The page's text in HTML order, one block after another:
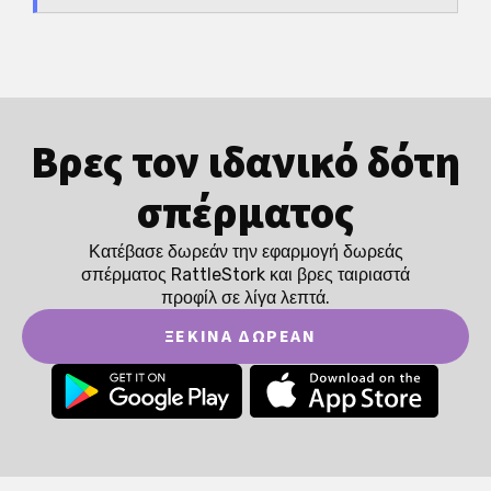
Βρες τον ιδανικό δότη
σπέρματος
Κατέβασε δωρεάν την εφαρμογή δωρεάς
σπέρματος RattleStork και βρες ταιριαστά
προφίλ σε λίγα λεπτά.
ΞΕΚΊΝΑ ΔΩΡΕΆΝ